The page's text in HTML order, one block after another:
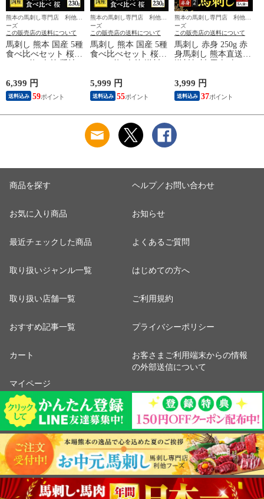
熊本の馬刺し専門店 利他フ
ーズ
この販売店の送料について
馬刺し 熊本 国産 5種
食べ比べセット 桜
食べ物 おつまみ 熊
本馬刺し専門店利他
フーズ おつまみセッ
6,399 円
送料込み 59
熊本の馬刺し専門店 利他フ
ーズ
この販売店の送料について
馬刺し 熊本 国産 5種
食べ比べセット 桜
つまみ 熊本馬刺し専
門店利他フーズ おつ
まみセット 肉 晩酌
5,999 円
送料込み 55
熊本の馬刺し専門店 利他フ
ーズ
この販売店の送料について
馬刺し 赤身 250g 赤
身馬刺し 熊本直送
用 刺身 肉刺し 肉刺
身 惣菜 おつまみ お
取り寄せ 数量限定
のつまみ おつまみセ
ット 肉 晩酌 暑中見
3,999 円
送料込み 37
商品を探す
お気に入り商品
最近チェックした商品
取り扱いジャンル一覧
取り扱い店舗一覧
おすすめ記事一覧
カート
マイページ
ポイント表示設定
ご利用ガイド
ヘルプ／お問い合わせ
お知らせ
よくあるご質問
はじめての方へ
ご利用規約
プライバシーポリシー
お客さまご利用端末からの情報
の外部送信について
特定商取引法に関する表示
※出店に関するお問い合わせはこちら